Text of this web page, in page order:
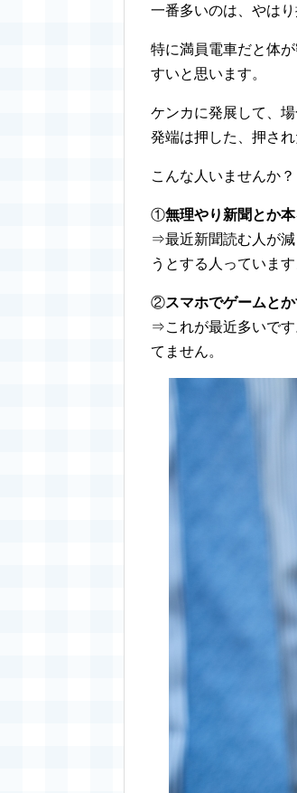
一番多いのは、やは
特に満員電車だと体
すいと思います。
ケンカに発展して、
発端は押した、押さ
こんな人いませんか？
①無理やり新聞とか
⇒最近新聞読む人が減
うとする人っています
②スマホでゲームと
⇒これが最近多いで
てません。